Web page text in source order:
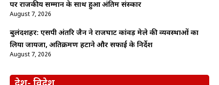
पर राजकीय सम्मान के साथ हुआ अंतिम संस्कार
August 7, 2026
बुलंदशहर: एसपी अंतरिक्ष जैन ने राजघाट कांवड़ मेले की व्यवस्थाओं का
लिया जायजा, अतिक्रमण हटाने और सफाई के निर्देश
August 7, 2026